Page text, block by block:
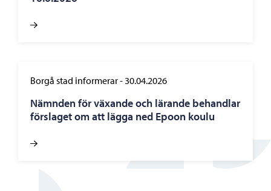
Borgå stad informerar-30.04.2026
Nämnden för växande och lärande behandlar
förslaget om att lägga ned Epoon koulu